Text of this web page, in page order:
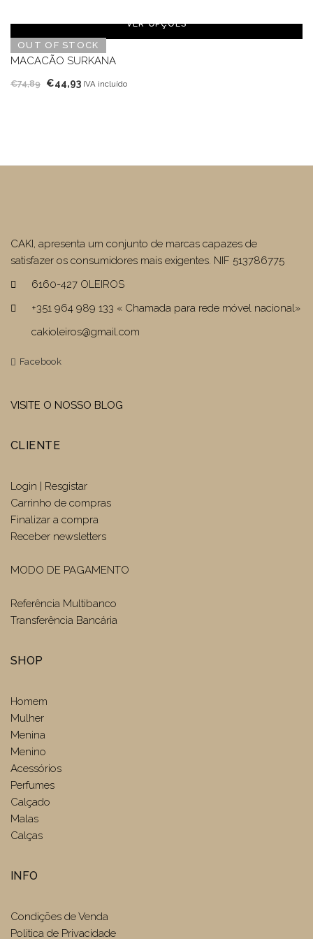
original
era:
€59,90.
atual
é:
€35,94.
OUT OF STOCK
VER OPÇÕES
MACACÃO SURKANA
€74,89 O
€44,93OIVA incluído
CAKI, apresenta um conjunto de marcas capazes de
satisfazer os consumidores mais exigentes. NIF 513786775
6160-427 OLEIROS
+351 964 989 133 « Chamada para rede móvel nacional»
cakioleiros@gmail.com
Facebook
VISITE O NOSSO BLOG
CLIENTE
Login | Resgistar
Carrinho de compras
Finalizar a compra
Receber newsletters
MODO DE PAGAMENTO
Referência Multibanco
Transferência Bancária
SHOP
Homem
Mulher
Menina
Menino
Acessórios
Perfumes
Calçado
Malas
Calças
INFO
Condições de Venda
Politica de Privacidade